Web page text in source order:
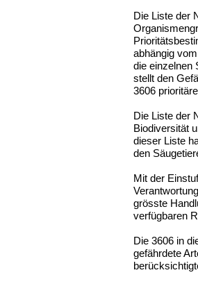
Die Liste der
abhängig
die einzelnen
stellt den
3606
Die Liste der
Biodiversität
dieser Liste
den
Mit der
grösste
verfügbaren
Die 3606 in
gefährdete